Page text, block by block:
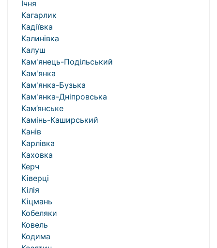
Ічня
Кагарлик
Кадіївка
Калинівка
Калуш
Кам'янець-Подільський
Кам'янка
Кам'янка-Бузька
Кам'янка-Дніпровська
Кам’янське
Камінь-Каширський
Канів
Карлівка
Каховка
Керч
Ківерці
Кілія
Кіцмань
Кобеляки
Ковель
Кодима